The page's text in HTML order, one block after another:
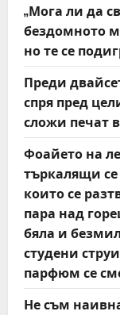
„Мога ли да
бездомното
но те се
Преди
спря пред
сложи печат
Фоайето на
търкалящи
които се
пара над
бяла и
студени
парфюм се
Не съм